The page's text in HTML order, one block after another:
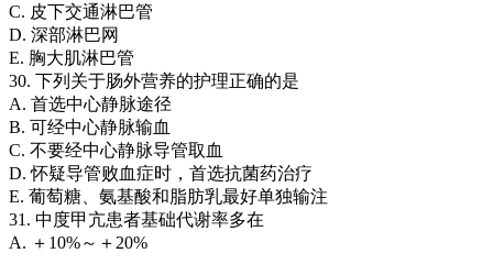
C. 皮下交通淋巴管
D. 深部淋巴网
E. 胸大肌淋巴管
30. 下列关于肠外营养的护理正确的是
A. 首选中心静脉途径
B. 可经中心静脉输血
C. 不要经中心静脉导管取血
D. 怀疑导管败血症时，首选抗菌药治疗
E. 葡萄糖、氨基酸和脂肪乳最好单独输注
31. 中度甲亢患者基础代谢率多在
A. ＋10%～＋20%